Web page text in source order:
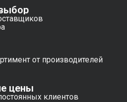
от производителей
цены
клиентов